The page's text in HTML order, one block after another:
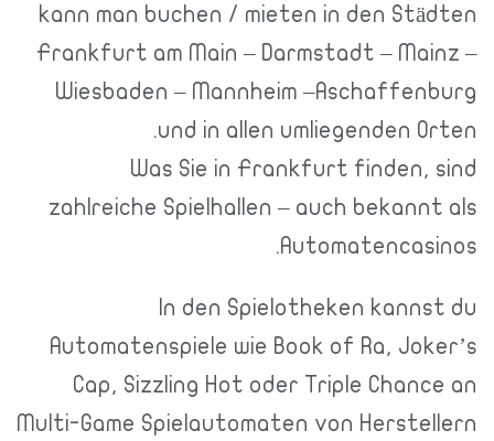
kann man buchen / mieten in den
Frankfurt am Main – Darmstadt –
Wiesbaden – Mannheim
und in allen umliegenden
Was Sie in Frankfurt finden,
zahlreiche Spielhallen – auch
In den Spielotheken
Automatenspiele wie Book of Ra,
Cap, Sizzling Hot oder Triple
Multi-Game Spielautomaten von